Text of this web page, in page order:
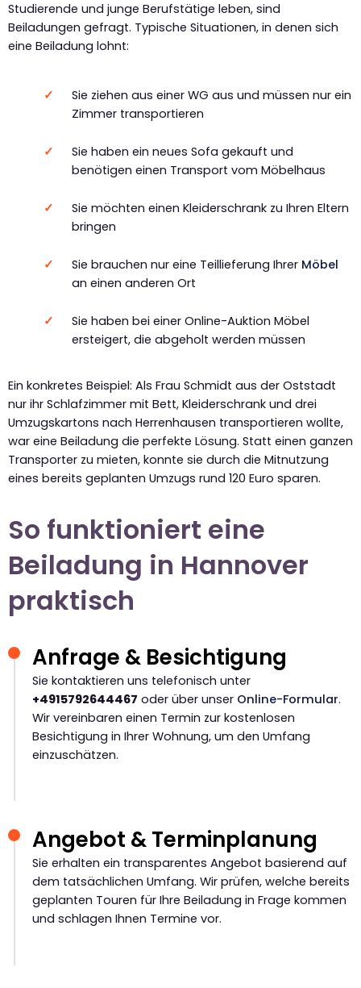
Studierende und junge Berufstätige leben, sind
Beiladungen gefragt. Typische Situationen, in denen sich
eine Beiladung lohnt:
Sie ziehen aus einer WG aus und müssen nur ein
Zimmer transportieren
Sie haben ein neues Sofa gekauft und
benötigen einen Transport vom Möbelhaus
Sie möchten einen Kleiderschrank zu Ihren Eltern
bringen
Sie brauchen nur eine Teillieferung Ihrer Möbel
an einen anderen Ort
Sie haben bei einer Online-Auktion Möbel
ersteigert, die abgeholt werden müssen
Ein konkretes Beispiel: Als Frau Schmidt aus der Oststadt
nur ihr Schlafzimmer mit Bett, Kleiderschrank und drei
Umzugskartons nach Herrenhausen transportieren wollte,
war eine Beiladung die perfekte Lösung. Statt einen ganzen
Transporter zu mieten, konnte sie durch die Mitnutzung
eines bereits geplanten Umzugs rund 120 Euro sparen.
So funktioniert eine
Beiladung in Hannover
praktisch
Anfrage & Besichtigung
Sie kontaktieren uns telefonisch unter
+4915792644467 oder über unser Online-Formular.
Wir vereinbaren einen Termin zur kostenlosen
Besichtigung in Ihrer Wohnung, um den Umfang
einzuschätzen.
Angebot & Terminplanung
Sie erhalten ein transparentes Angebot basierend auf
dem tatsächlichen Umfang. Wir prüfen, welche bereits
geplanten Touren für Ihre Beiladung in Frage kommen
und schlagen Ihnen Termine vor.